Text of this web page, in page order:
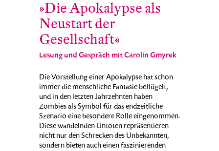
»Die Apokalypse als
Neustart der
Gesellschaft«
Lesung und Gespräch mit Carolin Gmyrek
Die Vorstellung einer Apokalypse hat schon
immer die menschliche Fantasie beflügelt,
und in den letzten Jahrzehnten haben
Zombies als Symbol für das endzeitliche
Szenario eine besondere Rolle eingenommen.
Diese wandelnden Untoten repräsentieren
nicht nur den Schrecken des Unbekannten,
sondern bieten auch einen faszinierenden